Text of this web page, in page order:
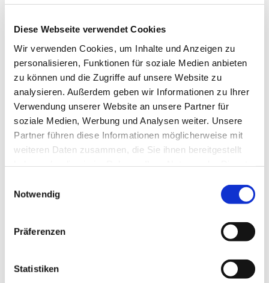
Diese Webseite verwendet Cookies
Wir verwenden Cookies, um Inhalte und Anzeigen zu
personalisieren, Funktionen für soziale Medien anbieten
zu können und die Zugriffe auf unsere Website zu
analysieren. Außerdem geben wir Informationen zu Ihrer
Verwendung unserer Website an unsere Partner für
soziale Medien, Werbung und Analysen weiter. Unsere
Partner führen diese Informationen möglicherweise mit
weiteren Daten zusammen, die Sie ihnen bereitgestellt
Notwendig
Präferenzen
Statistiken
Weingut Georg Mahn
Köngernheim